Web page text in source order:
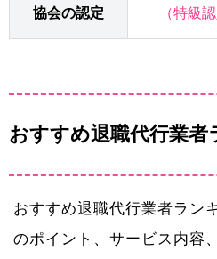
協会の認定
（特級認
おすすめ退職代行業者
おすすめ退職代行業者ラン
のポイント、サービス内容